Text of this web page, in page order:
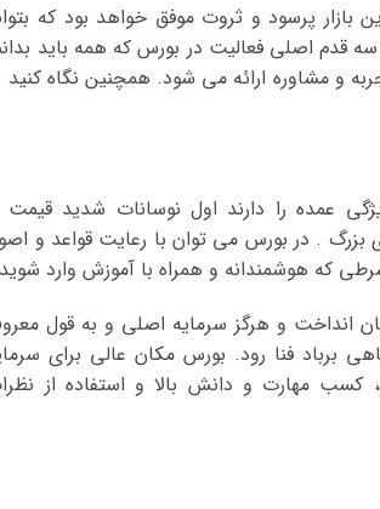
پرسود و ثروت موفق خواهد بود که
قدم اصلی فعالیت در بورس که همه باید
و مشاوره ارائه می شود. همچنین نگاه کنید
عمده را دارند اول نوسانات شدید قیمت
بزرگ . در بورس می توان با رعایت قواعد و
که هوشمندانه و همراه با آموزش وارد
انداخت و هرگز سرمایه اصلی و به قول
فنا رود. بورس مکان عالی برای
کسب مهارت و دانش بالا و استفاده از